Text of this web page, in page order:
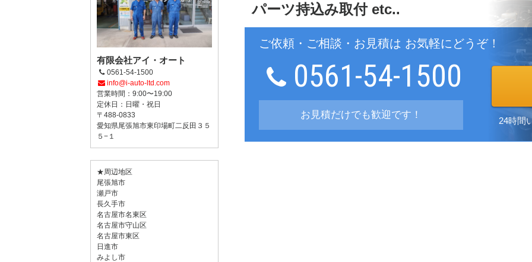
パーツ持込み取付 etc..
ご依頼・ご相談・お見積は お気軽にどうぞ！
0561-54-1500
お見積だけでも歓迎です！
24時間
有限会社アイ・オート
0561-54-1500
info@i-auto-ltd.com
営業時間：9:00〜19:00
定休日：日曜・祝日
〒488-0833
愛知県尾張旭市東印場町二反田３５
５−１
★周辺地区
尾張旭市
瀬戸市
長久手市
名古屋市名東区
名古屋市守山区
名古屋市東区
日進市
みよし市